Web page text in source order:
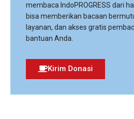
membaca IndoPROGRESS dari
bisa memberikan bacaan
layanan, dan akses gratis
bantuan Anda.
Kirim Donasi